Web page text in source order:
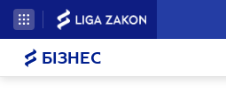
БІЗНЕС